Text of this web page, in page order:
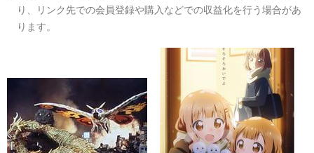
り、リンク先での会員登録や購入などでの収益化を行う場合があ
ります。